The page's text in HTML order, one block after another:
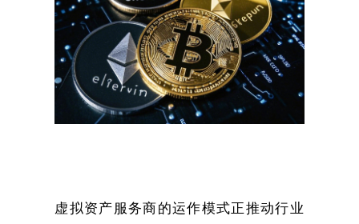
虚拟资产服务商的运作模式正推动行业